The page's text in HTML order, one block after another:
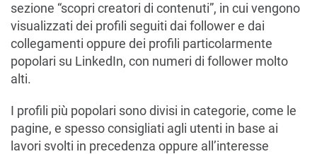
sezione “scopri creatori di contenuti”, in cui vengono
visualizzati dei profili seguiti dai follower e dai
collegamenti oppure dei profili particolarmente
popolari su LinkedIn, con numeri di follower molto
alti.
I profili più popolari sono divisi in categorie, come le
pagine, e spesso consigliati agli utenti in base ai
lavori svolti in precedenza oppure all’interesse